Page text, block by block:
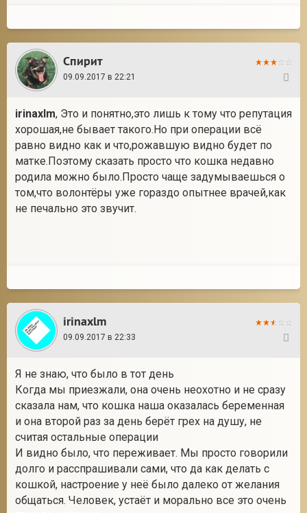
Спирит
09.09.2017 в 22:21
irinaxlm, Это и понятно,это лишь к тому что репутация
хорошая,не бывает такого.Но при операции всё
равно видно как и что,рожавшую видно будет по
матке.Поэтому сказать просто что кошка недавно
родила можно было.Просто чаще задумываешься о
том,что волонтёры уже гораздо опытнее врачей,как
не печально это звучит.
irinaxlm
09.09.2017 в 22:33
Я не знаю, что было в тот день
Когда мы приезжали, она очень неохотно и не сразу
сказала нам, что кошка наша оказалась беременная
и она второй раз за день берёт грех на душу, не
считая остальные операции
И видно было, что переживает. Мы просто говорили
долго и расспрашивали сами, что да как делать с
кошкой, настроение у неё было далеко от желания
общаться. Человек, устаёт и морально все это очень